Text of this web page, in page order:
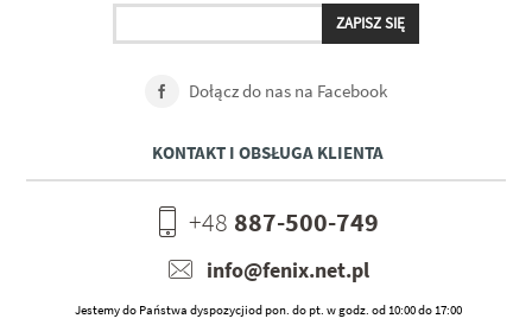
Dołącz do nas na Facebook
KONTAKT I OBSŁUGA KLIENTA
+48 887-500-749
info@fenix.net.pl
Jestemy do Państwa dyspozycjiod pon. do pt. w godz. od 10:00 do 17:00